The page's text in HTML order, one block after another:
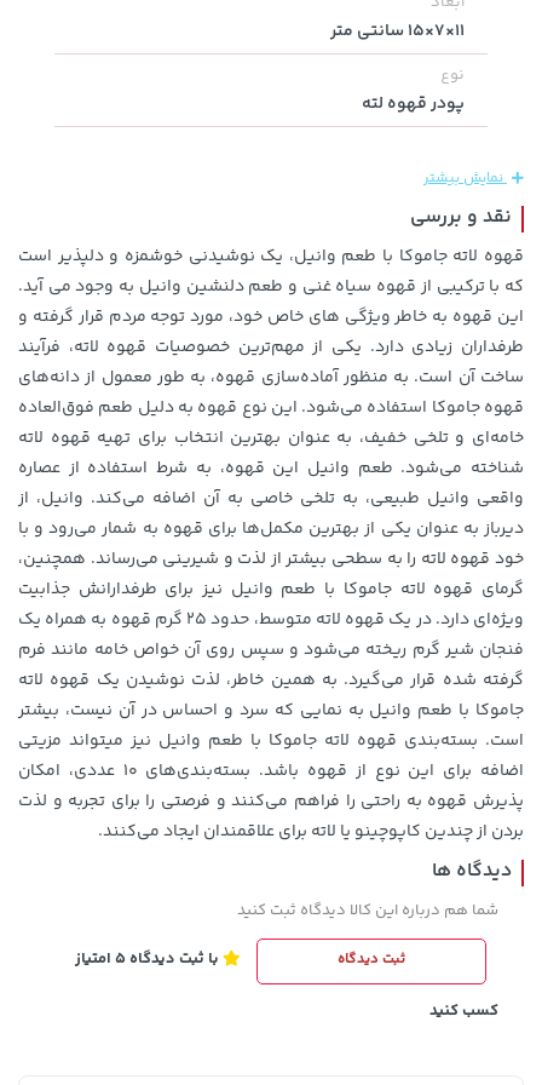
1,849,000 تومان
2,179,000
خرید 145,000 تومان خرید
27,480,000 تومان خرید 57,280,000 تومان خرید
119,900 تومان خرید
11×7×15 سانتی متر
نوع
پودر قهوه لته
نمایش بیشتر
نقد و بررسی
قهوه لاته جاموکا با طعم وانیل، یک نوشیدنی خوشمزه و دلپذیر است
که با ترکیبی از قهوه سیاه غنی و طعم دلنشین وانیل به وجود می آید.
این قهوه به خاطر ویژگی های خاص خود، مورد توجه مردم قرار گرفته و
طرفداران زیادی دارد. یکی از مهم‌ترین خصوصیات قهوه لاته، فرآیند
ساخت آن است. به منظور آماده‌سازی قهوه، به طور معمول از دانه‌های
قهوه جاموکا استفاده می‌شود. این نوع قهوه به دلیل طعم فوق‌العاده
خامه‌ای و تلخی خفیف، به عنوان بهترین انتخاب برای تهیه قهوه لاته
شناخته می‌شود. طعم وانیل این قهوه، به شرط استفاده از عصاره
واقعی وانیل طبیعی، به تلخی خاصی به آن اضافه می‌کند. وانیل، از
دیرباز به عنوان یکی از بهترین مکمل‌ها برای قهوه به شمار می‌رود و با
خود قهوه لاته را به سطحی بیشتر از لذت و شیرینی می‌رساند. همچنین،
گرمای قهوه لاته جاموکا با طعم وانیل نیز برای طرفدارانش جذابیت
ویژه‌ای دارد. در یک قهوه لاته متوسط، حدود 25 گرم قهوه به همراه یک
فنجان شیر گرم ریخته می‌شود و سپس روی آن خواص خامه مانند فرم
گرفته شده قرار می‌گیرد. به همین خاطر، لذت نوشیدن یک قهوه لاته
جاموکا با طعم وانیل به نمایی که سرد و احساس در آن نیست، بیشتر
است. بسته‌بندی قهوه لاته جاموکا با طعم وانیل نیز میتواند مزیتی
اضافه برای این نوع از قهوه باشد. بسته‌بندی‌های 10 عددی، امکان
پذیرش قهوه به راحتی را فراهم می‌کنند و فرصتی را برای تجربه و لذت
بردن از چندین کاپوچینو یا لاته برای علاقمندان ایجاد می‌کنند.
دیدگاه ها
شما هم درباره این کالا دیدگاه ثبت کنید
ثبت دیدگاه با ثبت دیدگاه 5 امتیاز
کسب کنید